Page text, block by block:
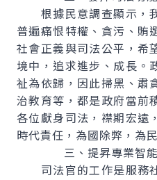
根據民意調查顯示，
普遍痛恨特權、貪污、賄
社會正義與司法公平，希
境中，追求進步、成長。
祉為依歸，因此掃黑、肅
治教育等，都是政府當前
各位獻身司法，襟期宏遠
時代責任，為國除弊，為
三、提昇專業智能
司法官的工作是服務